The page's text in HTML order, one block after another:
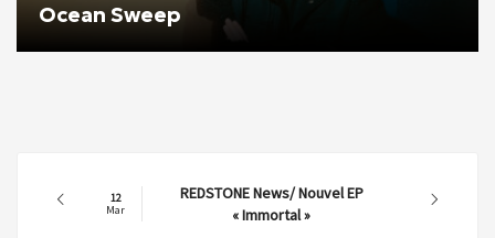
Ocean Sweep
12
Mar
REDSTONE News/ Nouvel EP
« Immortal »